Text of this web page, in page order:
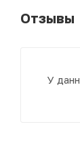
Отзывы
У